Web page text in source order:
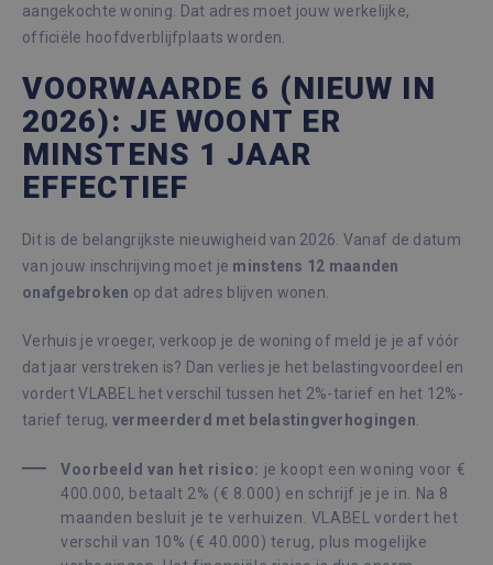
aangekochte woning. Dat adres moet jouw werkelijke,
officiële hoofdverblijfplaats worden.
VOORWAARDE 6 (NIEUW IN
2026): JE WOONT ER
MINSTENS 1 JAAR
EFFECTIEF
Dit is de belangrijkste nieuwigheid van 2026. Vanaf de datum
van jouw inschrijving moet je minstens 12 maanden
onafgebroken op dat adres blijven wonen.
Verhuis je vroeger, verkoop je de woning of meld je je af vóór
dat jaar verstreken is? Dan verlies je het belastingvoordeel en
vordert VLABEL het verschil tussen het 2%-tarief en het 12%-
tarief terug, vermeerderd met belastingverhogingen.
Voorbeeld van het risico: je koopt een woning voor €
400.000, betaalt 2% (€ 8.000) en schrijf je je in. Na 8
maanden besluit je te verhuizen. VLABEL vordert het
verschil van 10% (€ 40.000) terug, plus mogelijke